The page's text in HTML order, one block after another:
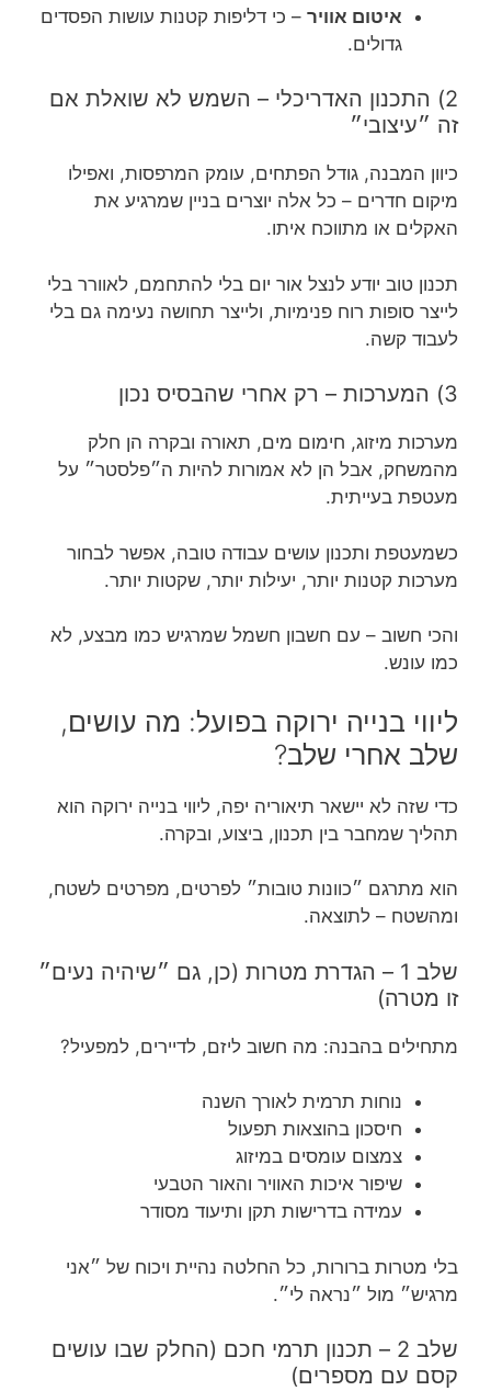
איטום אוויר – כי דליפות קטנות עושות הפסדים
גדולים.
2) התכנון האדריכלי – השמש לא שואלת אם
זה ״עיצובי״
כיוון המבנה, גודל הפתחים, עומק המרפסות, ואפילו
מיקום חדרים – כל אלה יוצרים בניין שמרגיע את
האקלים או מתווכח איתו.
תכנון טוב יודע לנצל אור יום בלי להתחמם, לאוורר בלי
לייצר סופות רוח פנימיות, ולייצר תחושה נעימה גם בלי
לעבוד קשה.
3) המערכות – רק אחרי שהבסיס נכון
מערכות מיזוג, חימום מים, תאורה ובקרה הן חלק
מהמשחק, אבל הן לא אמורות להיות ה״פלסטר״ על
מעטפת בעייתית.
כשמעטפת ותכנון עושים עבודה טובה, אפשר לבחור
מערכות קטנות יותר, יעילות יותר, שקטות יותר.
והכי חשוב – עם חשבון חשמל שמרגיש כמו מבצע, לא
כמו עונש.
ליווי בנייה ירוקה בפועל: מה עושים,
שלב אחרי שלב?
כדי שזה לא יישאר תיאוריה יפה, ליווי בנייה ירוקה הוא
תהליך שמחבר בין תכנון, ביצוע, ובקרה.
הוא מתרגם ״כוונות טובות״ לפרטים, מפרטים לשטח,
ומהשטח – לתוצאה.
שלב 1 – הגדרת מטרות (כן, גם ״שיהיה נעים״
זו מטרה)
מתחילים בהבנה: מה חשוב ליזם, לדיירים, למפעיל?
נוחות תרמית לאורך השנה
חיסכון בהוצאות תפעול
צמצום עומסים במיזוג
שיפור איכות האוויר והאור הטבעי
עמידה בדרישות תקן ותיעוד מסודר
בלי מטרות ברורות, כל החלטה נהיית ויכוח של ״אני
מרגיש״ מול ״נראה לי״.
שלב 2 – תכנון תרמי חכם (החלק שבו עושים
קסם עם מספרים)